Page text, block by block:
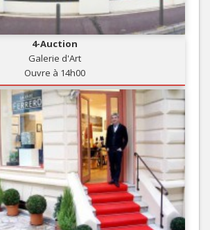
4-Auction
Galerie d'Art
Ouvre à 14h00